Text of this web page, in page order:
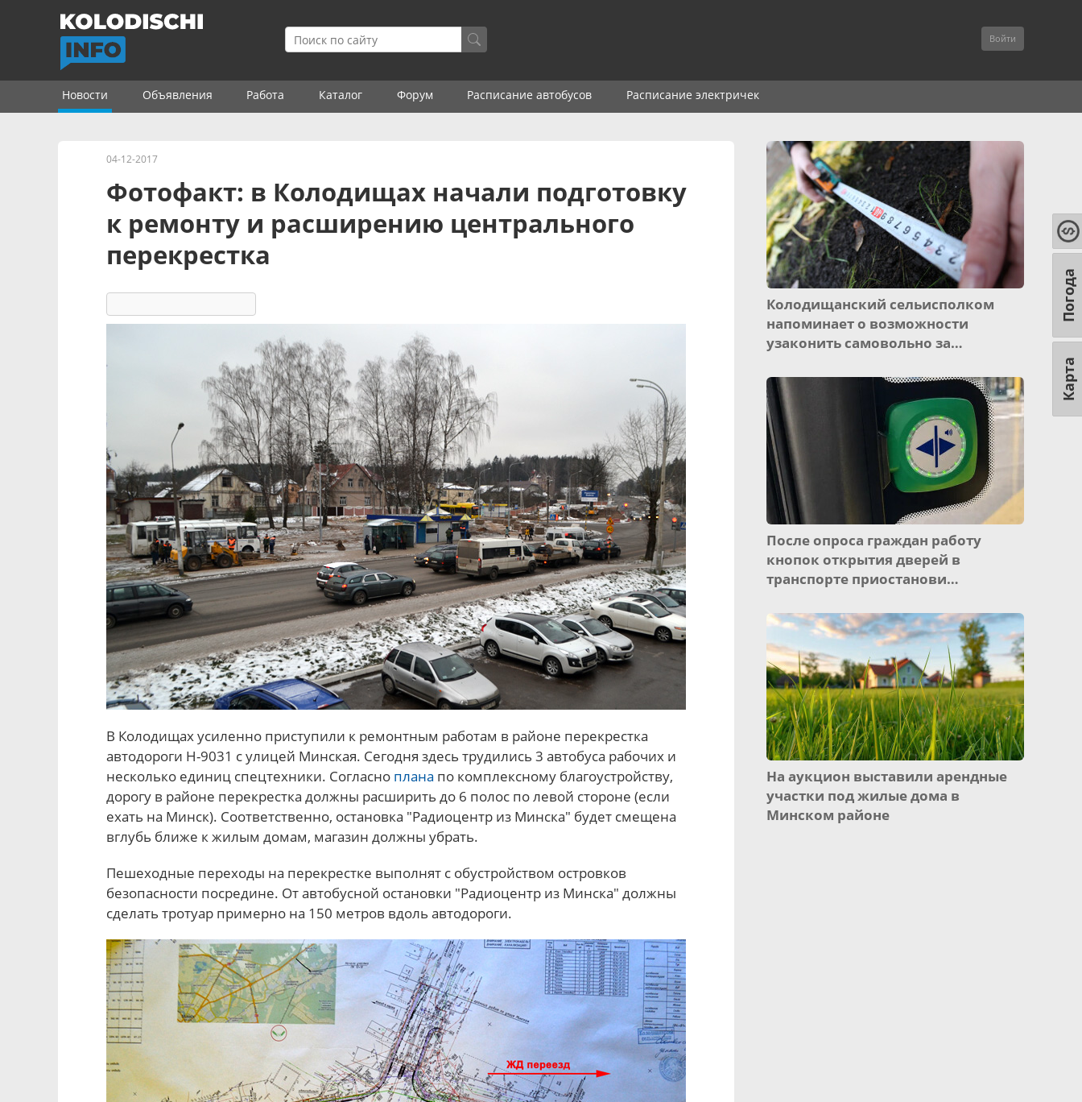
Войти
Новости Объявления Работа Каталог Форум Расписание автобусов Расписание электричек
04-12-2017
Фотофакт: в Колодищах начали подготовку
к ремонту и расширению центрального
перекрестка
В Колодищах усиленно приступили к ремонтным работам в районе перекрестка
автодороги Н-9031 с улицей Минская. Сегодня здесь трудились 3 автобуса рабочих и
несколько единиц спецтехники. Согласно плана по комплексному благоустройству,
дорогу в районе перекрестка должны расширить до 6 полос по левой стороне (если
ехать на Минск). Соответственно, остановка "Радиоцентр из Минска" будет смещена
вглубь ближе к жилым домам, магазин должны убрать.
Пешеходные переходы на перекрестке выполнят с обустройством островков
безопасности посредине. От автобусной остановки "Радиоцентр из Минска" должны
сделать тротуар примерно на 150 метров вдоль автодороги.
Колодищанский сельисполком
напоминает о возможности
узаконить самовольно за…
После опроса граждан работу
кнопок открытия дверей в
транспорте приостанови…
На аукцион выставили арендные
участки под жилые дома в
Минском районе
Карта
Погода